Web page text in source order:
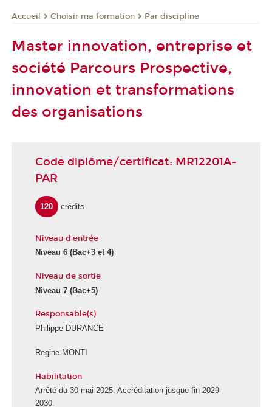
Accueil Choisir ma formation Par discipline
Master innovation, entreprise et
société Parcours Prospective,
innovation et transformations
des organisations
Code diplôme/certificat: MR12201A-
PAR
120 crédits
Niveau d'entrée
Niveau 6 (Bac+3 et 4)
Niveau de sortie
Niveau 7 (Bac+5)
Responsable(s)
Philippe DURANCE
Regine MONTI
Habilitation
Arrêté du 30 mai 2025. Accréditation jusque fin 2029-
2030.